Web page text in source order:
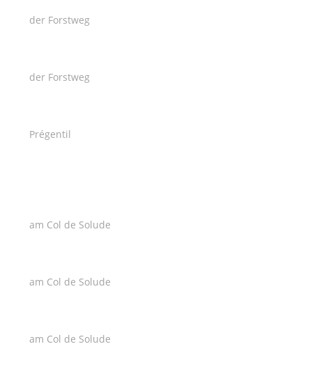
der Forstweg
der Forstweg
Prégentil
am Col de Solude
am Col de Solude
am Col de Solude